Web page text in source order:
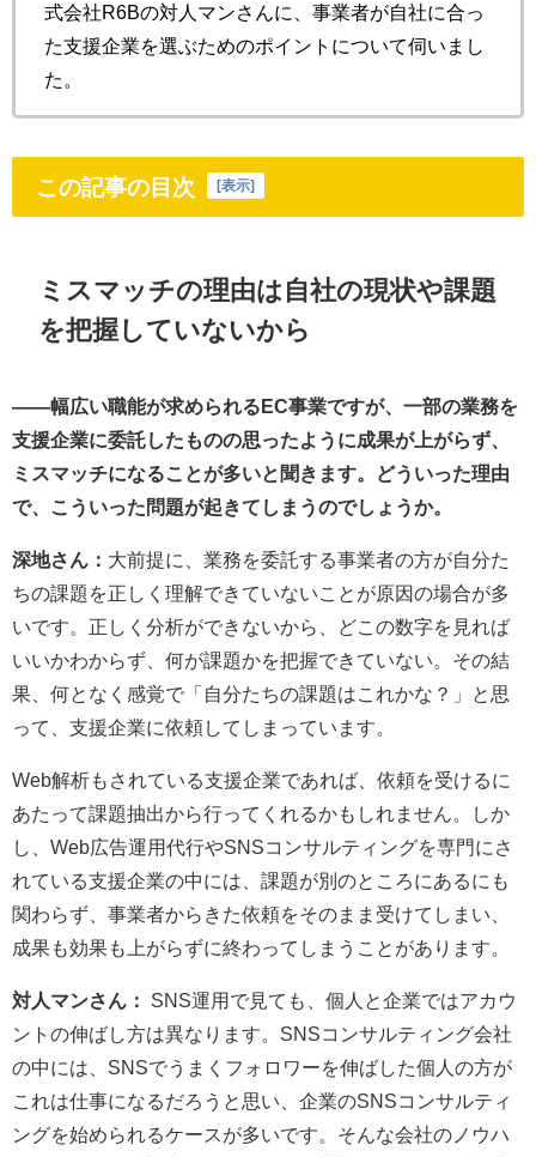
式会社R6Bの対人マンさんに、事業者が自社に合っ
た支援企業を選ぶためのポイントについて伺いまし
た。
この記事の目次 [表示]
ミスマッチの理由は自社の現状や課題
を把握していないから
――幅広い職能が求められるEC事業ですが、一部の業務を
支援企業に委託したものの思ったように成果が上がらず、
ミスマッチになることが多いと聞きます。どういった理由
で、こういった問題が起きてしまうのでしょうか。
深地さん： 大前提に、業務を委託する事業者の方が自分た
ちの課題を正しく理解できていないことが原因の場合が多
いです。正しく分析ができないから、どこの数字を見れば
いいかわからず、何が課題かを把握できていない。その結
果、何となく感覚で「自分たちの課題はこれかな？」と思
って、支援企業に依頼してしまっています。
Web解析もされている支援企業であれば、依頼を受けるに
あたって課題抽出から行ってくれるかもしれません。しか
し、Web広告運用代行やSNSコンサルティングを専門にさ
れている支援企業の中には、課題が別のところにあるにも
関わらず、事業者からきた依頼をそのまま受けてしまい、
成果も効果も上がらずに終わってしまうことがあります。
対人マンさん：
SNS運用で見ても、個人と企業ではアカウ
ントの伸ばし方は異なります。SNSコンサルティング会社
の中には、SNSでうまくフォロワーを伸ばした個人の方が
これは仕事になるだろうと思い、企業のSNSコンサルティ
ングを始められるケースが多いです。そんな会社のノウハ